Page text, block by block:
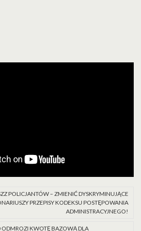
POLICJANTÓW – ZMIENIĆ DYSKRYMINUJĄCE
PRZEPISY KODEKSU POSTĘPOWANIA
ADMINISTRACYJNEGO!
ODMROZI KWOTĘ BAZOWĄ DLA